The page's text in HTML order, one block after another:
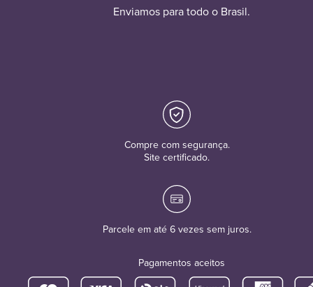
Enviamos para todo o Brasil.
Compre com segurança.
Site certificado.
Parcele em até 6 vezes sem juros.
Pagamentos aceitos